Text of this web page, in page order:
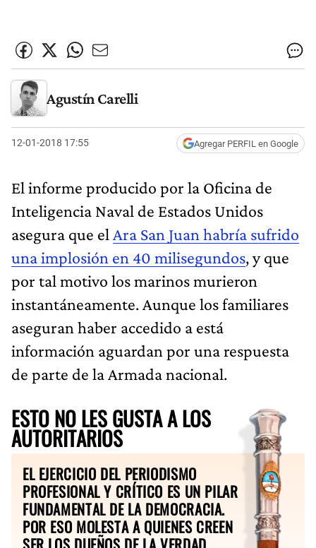
Agustín Carelli
12-01-2018 17:55 Agregar PERFIL en Google
El informe producido por la Oficina de
Inteligencia Naval de Estados Unidos
asegura que el Ara San Juan habría sufrido
una implosión en 40 milisegundos, y que
por tal motivo los marinos murieron
instantáneamente. Aunque los familiares
aseguran haber accedido a está
información aguardan por una respuesta
de parte de la Armada nacional.
ESTO NO LES GUSTA A LOS
AUTORITARIOS
EL EJERCICIO DEL PERIODISMO
PROFESIONAL Y CRÍTICO ES UN PILAR
FUNDAMENTAL DE LA DEMOCRACIA.
POR ESO MOLESTA A QUIENES CREEN